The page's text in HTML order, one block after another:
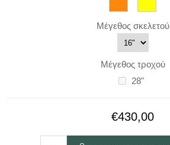
Μέγεθος σκελετού
Μέγεθος τροχού
28"
€430,00